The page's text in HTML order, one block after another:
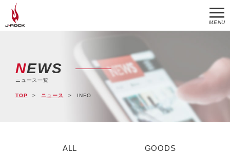
MENU
NEWS
ニュース一覧
TOP ニュース INFO
ALL GOODS